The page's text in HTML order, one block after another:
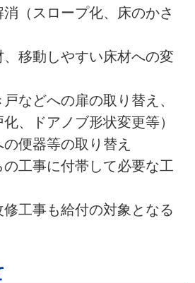
消（スロープ化、床のかさ
、移動しやすい床材への変
などへの扉の取り替え、
、ドアノブ形状変更等）
の便器等の取り替え
の工事に付帯して必要な工
工事も給付の対象となる